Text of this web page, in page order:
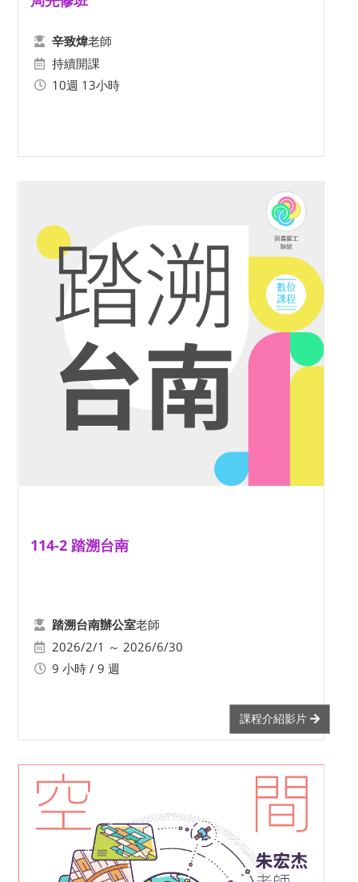
辛致煒老師
持續開課
10週 13小時
114-2 踏溯台南
踏溯台南辦公室老師
2026/2/1 ～ 2026/6/30
9 小時 / 9 週
課程介紹影片